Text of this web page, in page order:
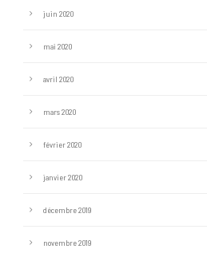
juin 2020
mai 2020
avril 2020
mars 2020
février 2020
janvier 2020
décembre 2019
novembre 2019